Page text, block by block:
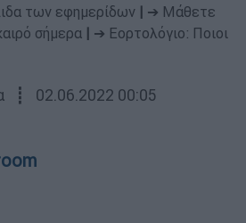
των εφημερίδων
➔ Μάθετε
σήμερα
➔ Εορτολόγιο: Ποιοι
┋ 02.06.2022 00:05